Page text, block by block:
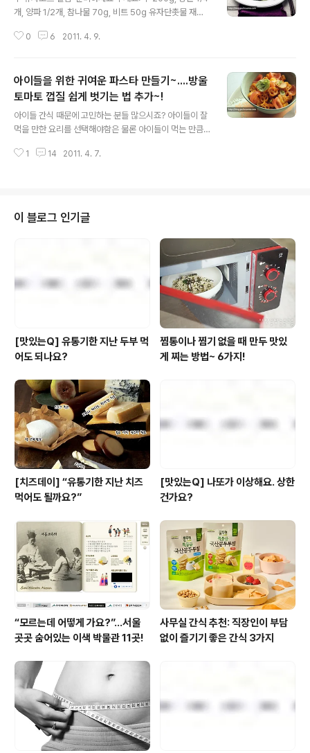
개, 양파 1/2개, 참나물 70g, 비트 50g 유자단촛물 재료:
2큰술, 설탕 1.5큰술, 풀무원 토판염 ‘숨쉬는 갯벌’ 1작은술
매운 기를 빼고 비트도 채를 썰어 찬물에 몇 차례 헹구어 붉
은 물을 뺀다. 3 유자단촛물 재료를 냄비에 넣고 한소끔 끓
여 식힌다. 4 무와 당근, 양파를 ③에 넣고 반나절 정도 절
인다. 5 ④에서 다시마는 채를 썰어 다시 넣고 전부 물기를
레시피 - 무 편 1. ..
0 6 2011. 4. 9.
아이들을 위한 귀여운 파스타 만들기~....방울
토마토 껍질 쉽게 벗기는 법 추가~!
아이들 간식 때문에 고민하는 분들 많으시죠? 아이들이 잘
먹을 만한 요리를 선택해야함은 물론 아이들이 먹는 만큼
수 밖에요~ >_< 그래서 풀반장이 오늘 준비한 포스트는
니다~! 친절종결자 풀반장의 모든 포스트가 그러하듯 다른
요리에도 적용하면 좋을 쏠쏠한 팁들을 잔뜩 담아왔으니까
요~ 눈여겨 봐두셨다가 기회가 되면 꼭 한번 써먹어 보는
것도 좋을듯 하네요~ ^^ 파스타를 만들기 위한 주요 재료
랍니다. 무척 간단하죠? 그럴 수 밖에요. 파스타와 함께 만
있으면 끝이니까요~ ^^ 그럼 파스타를 자..
1 14 2011. 4. 7.
이 블로그 인기글
[맛있는Q] 유통기한 지난 두부 먹
어도 되나요?
찜통이나 찜기 없을 때 만두 맛있
게 찌는 방법~ 6가지!
[치즈데이] “유통기한 지난 치즈
먹어도 될까요?”
[맛있는Q] 나또가 이상해요. 상한
건가요?
“모르는데 어떻게 가요?”...서울
곳곳 숨어있는 이색 박물관 11곳!
사무실 간식 추천: 직장인이 부담
없이 즐기기 좋은 간식 3가지